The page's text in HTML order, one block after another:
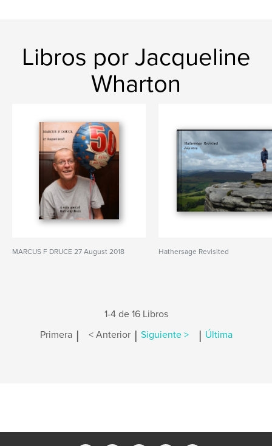
Libros por Jacqueline
Wharton
MARCUS F DRUCE 27 August 2018 Hathersage Revisited
1-4 de 16 Libros
Primera | < Anterior | Siguiente > | Última